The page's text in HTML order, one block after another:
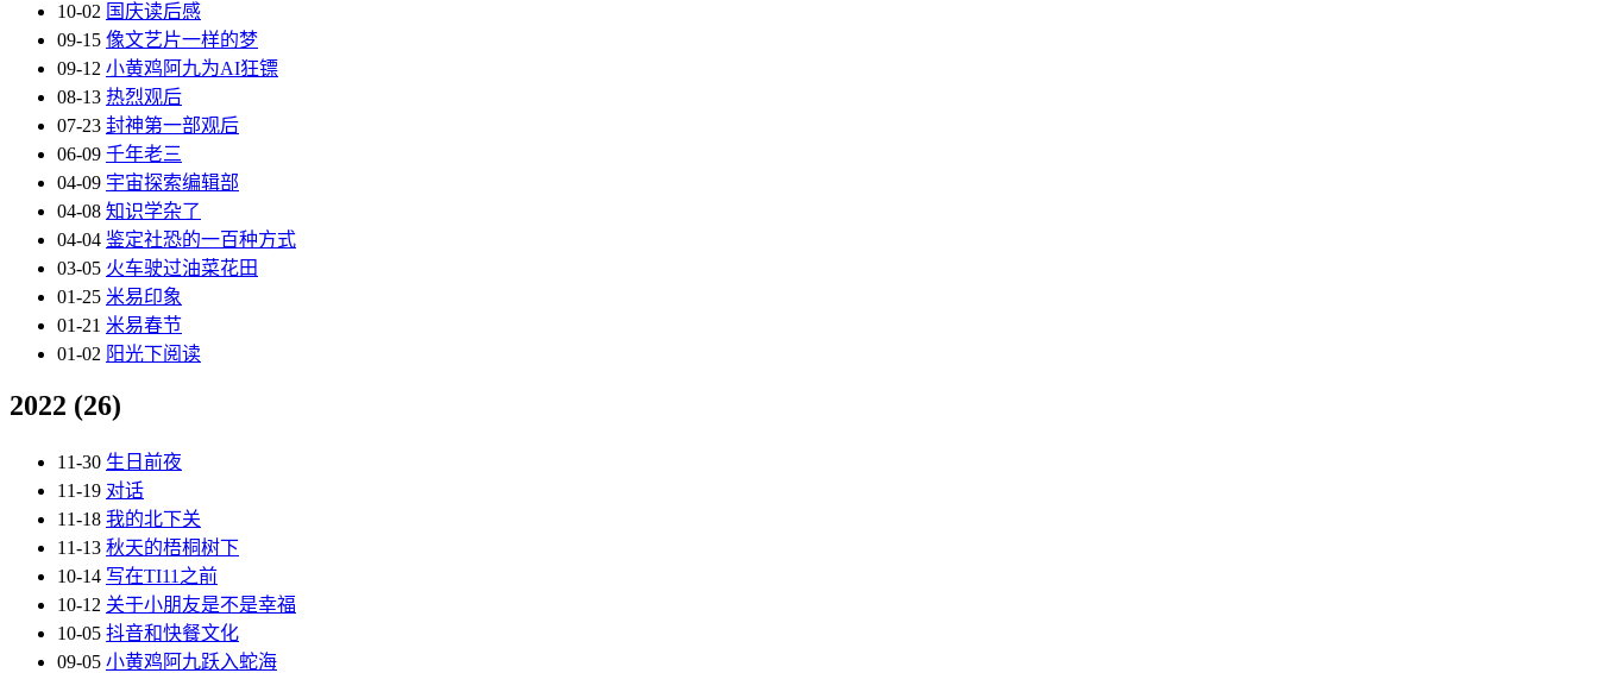
10-02 国庆读后感
09-15 像文艺片一样的梦
09-12 小黄鸡阿九为AI狂镖
08-13 热烈观后
07-23 封神第一部观后
06-09 千年老三
04-09 宇宙探索编辑部
04-08 知识学杂了
04-04 鉴定社恐的一百种方式
03-05 火车驶过油菜花田
01-25 米易印象
01-21 米易春节
01-02 阳光下阅读
2022 (26)
11-30 生日前夜
11-19 对话
11-18 我的北下关
11-13 秋天的梧桐树下
10-14 写在TI11之前
10-12 关于小朋友是不是幸福
10-05 抖音和快餐文化
09-05 小黄鸡阿九跃入蛇海